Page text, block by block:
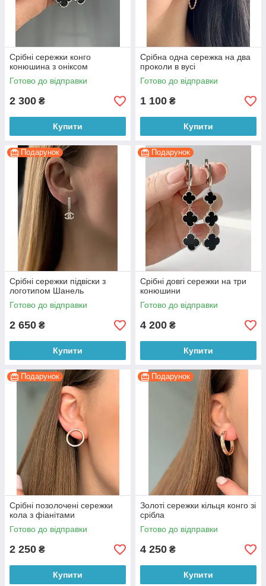
Срібні сережки конго
конюшина з оніксом
Готово до відправки
2 300 ₴
Купити
Срібна одна сережка на два
проколи в вусі
Готово до відправки
1 100 ₴
Купити
Подарунок
Срібні сережки підвіски з
логотипом Шанель
Готово до відправки
2 650 ₴
Купити
Подарунок
Срібні довгі сережки на три
конюшини
Готово до відправки
4 200 ₴
Купити
Подарунок
Срібні позолочені сережки
кола з фіанітами
Готово до відправки
2 250 ₴
Купити
Подарунок
Золоті сережки кільця конго зі
срібла
Готово до відправки
4 250 ₴
Купити